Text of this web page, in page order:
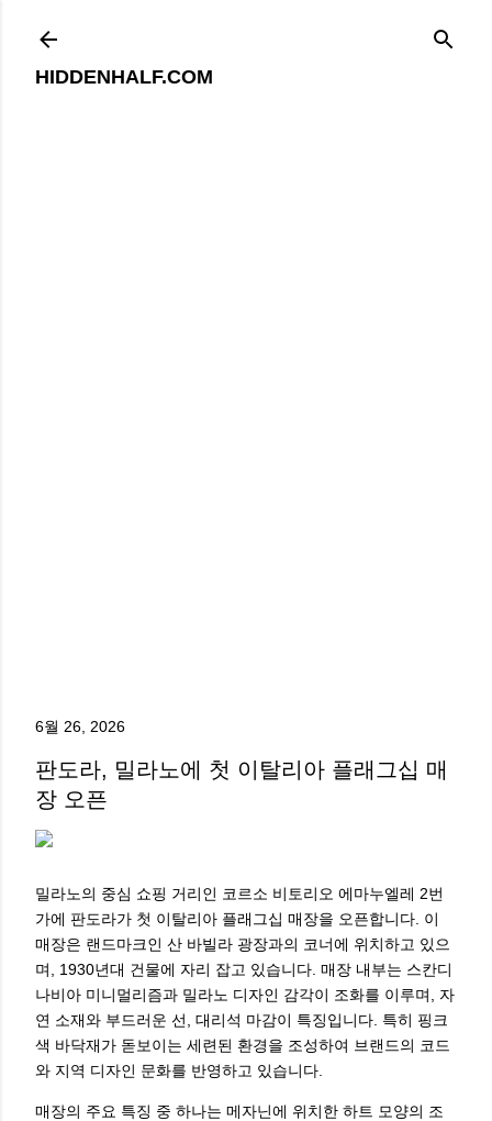
HIDDENHALF.COM
6월 26, 2026
판도라, 밀라노에 첫 이탈리아 플래그십 매
장 오픈
밀라노의 중심 쇼핑 거리인 코르소 비토리오 에마누엘레 2번
가에 판도라가 첫 이탈리아 플래그십 매장을 오픈합니다. 이
매장은 랜드마크인 산 바빌라 광장과의 코너에 위치하고 있으
며, 1930년대 건물에 자리 잡고 있습니다. 매장 내부는 스칸디
나비아 미니멀리즘과 밀라노 디자인 감각이 조화를 이루며, 자
연 소재와 부드러운 선, 대리석 마감이 특징입니다. 특히 핑크
색 바닥재가 돋보이는 세련된 환경을 조성하여 브랜드의 코드
와 지역 디자인 문화를 반영하고 있습니다.
매장의 주요 특징 중 하나는 메자닌에 위치한 하트 모양의 조